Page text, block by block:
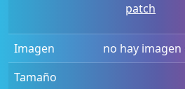
patch
Imagen
no hay
Tamaño